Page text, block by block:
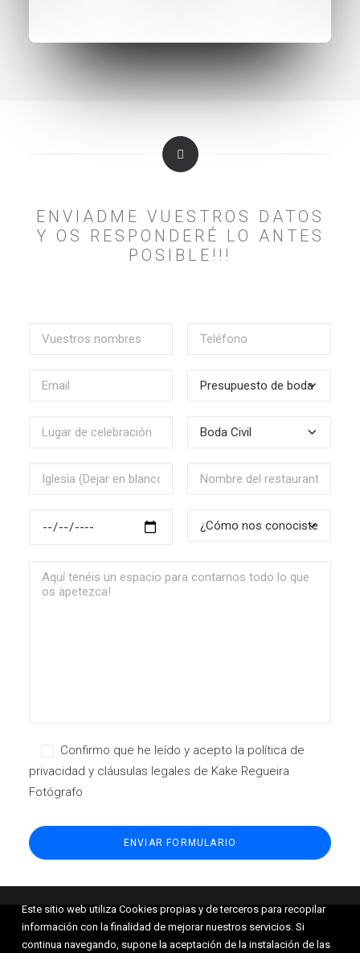
ENVIADME VUESTROS DATOS
Y OS RESPONDERÉ LO ANTES
POSIBLE!!!
Confirmo que he leído y acepto la política de
privacidad y cláusulas legales de Kake Regueira
Fotógrafo
Este sitio web utiliza Cookies propias y de terceros para recopilar
información con la finalidad de mejorar nuestros servicios. Si
continua navegando, supone la aceptación de la instalación de las